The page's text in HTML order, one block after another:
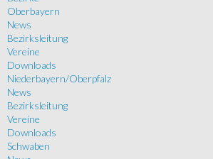
Oberbayern
News
Bezirksleitung
Vereine
Downloads
Niederbayern/Oberpfalz
News
Bezirksleitung
Vereine
Downloads
Schwaben